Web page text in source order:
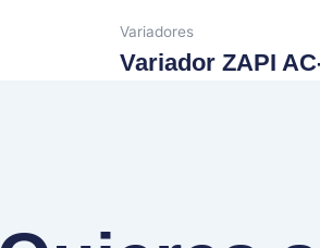
Variadores
Variador ZAPI